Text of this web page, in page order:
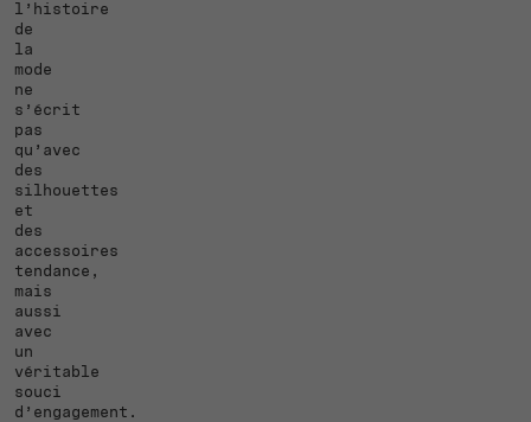
l’histoire
de
la
mode
ne
s’écrit
pas
qu’avec
des
silhouettes
et
des
accessoires
tendance,
mais
aussi
avec
un
véritable
souci
d’engagement.